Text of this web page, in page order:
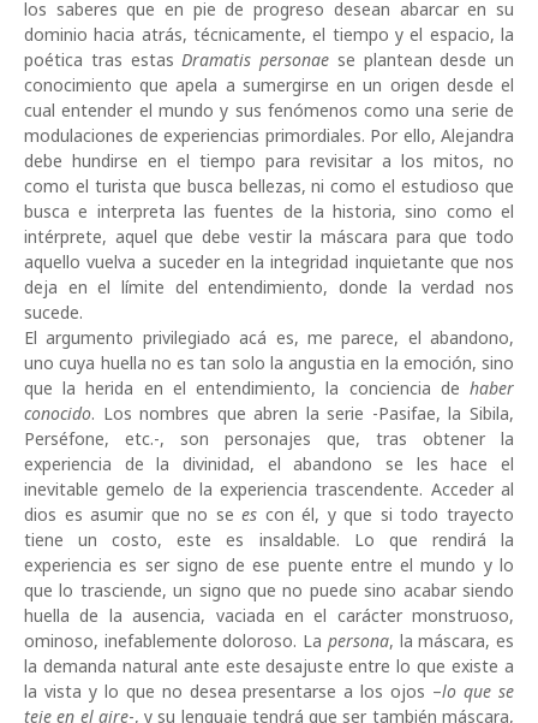
los saberes que en pie de progreso desean abarcar en su
dominio hacia atrás, técnicamente, el tiempo y el espacio, la
poética tras estasDramatis personae se plantean desde un
conocimiento que apela a sumergirse en un origen desde el
cual entender el mundo y sus fenómenos como una serie de
modulaciones de experiencias primordiales. Por ello, Alejandra
debe hundirse en el tiempo para revisitar a los mitos, no
como el turista que busca bellezas, ni como el estudioso que
busca e interpreta las fuentes de la historia, sino como el
intérprete, aquel que debe vestir la máscara para que todo
aquello vuelva a suceder en la integridad inquietante que nos
deja en el límite del entendimiento, donde la verdad nos
sucede.
El argumento privilegiado acá es, me parece, el abandono,
uno cuya huella no es tan solo la angustia en la emoción, sino
que la herida en el entendimiento, la conciencia de haber
conocido. Los nombres que abren la serie -Pasifae, la Sibila,
Perséfone, etc.-, son personajes que, tras obtener la
experiencia de la divinidad, el abandono se les hace el
inevitable gemelo de la experiencia trascendente. Acceder al
dios es asumir que no sees con él, y que si todo trayecto
tiene un costo, este es insaldable. Lo que rendirá la
experiencia es ser signo de ese puente entre el mundo y lo
que lo trasciende, un signo que no puede sino acabar siendo
huella de la ausencia, vaciada en el carácter monstruoso,
ominoso, inefablemente doloroso. La persona, la máscara, es
la demanda natural ante este desajuste entre lo que existe a
la vista y lo que no desea presentarse a los ojos –lo que se
teje en el aire-, y su lenguaje tendrá que ser también máscara,